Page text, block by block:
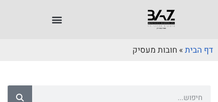
דף הבית » חובות מעסיק